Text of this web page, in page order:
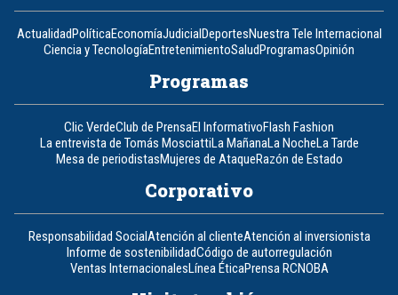
ActualidadPolíticaEconomíaJudicialDeportesNuestra Tele Internacional
Ciencia y TecnologíaEntretenimientoSaludProgramasOpinión
Programas
Clic VerdeClub de PrensaEl InformativoFlash Fashion
La entrevista de Tomás MosciattiLa MañanaLa NocheLa Tarde
Mesa de periodistasMujeres de AtaqueRazón de Estado
Corporativo
Responsabilidad SocialAtención al clienteAtención al inversionista
Informe de sostenibilidadCódigo de autorregulación
Ventas InternacionalesLínea ÉticaPrensa RCNOBA